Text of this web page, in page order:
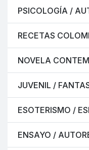
PSICOLOGÍA /
RECETAS
NOVELA
JUVENIL /
ESOTERISMO /
ENSAYO /